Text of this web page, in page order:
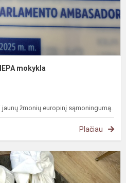
mokykla
žmonių europinį sąmoningumą.
Plačiau